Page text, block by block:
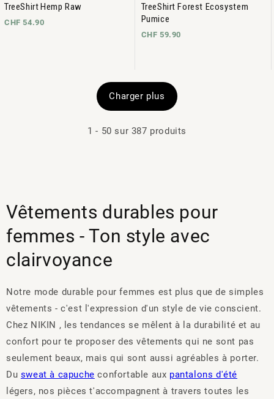
TreeShirt Hemp Raw
CHF 54.90
TreeShirt Forest Ecosystem
Pumice
CHF 59.90
Charger plus
1 - 50 sur 387 produits
Vêtements durables pour
femmes - Ton style avec
clairvoyance
Notre mode durable pour femmes est plus que de simples
vêtements - c'est l'expression d'un style de vie conscient.
Chez NIKIN , les tendances se mêlent à la durabilité et au
confort pour te proposer des vêtements qui ne sont pas
seulement beaux, mais qui sont aussi agréables à porter.
Du sweat à capuche confortable aux pantalons d'été
légers, nos pièces t'accompagnent à travers toutes les